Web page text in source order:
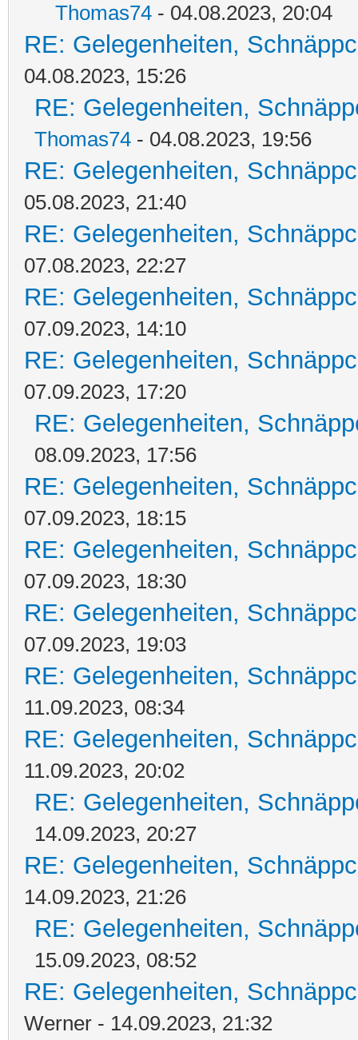
Thomas74 - 04.08.2023, 20:04
RE: Gelegenheiten,
04.08.2023, 15:26
RE: Gelegenheiten,
Thomas74 - 04.08.2023, 19:56
RE: Gelegenheiten,
05.08.2023, 21:40
RE: Gelegenheiten,
07.08.2023, 22:27
RE: Gelegenheiten,
07.09.2023, 14:10
RE: Gelegenheiten,
07.09.2023, 17:20
RE: Gelegenheiten,
08.09.2023, 17:56
RE: Gelegenheiten,
07.09.2023, 18:15
RE: Gelegenheiten,
07.09.2023, 18:30
RE: Gelegenheiten,
07.09.2023, 19:03
RE: Gelegenheiten,
11.09.2023, 08:34
RE: Gelegenheiten,
11.09.2023, 20:02
RE: Gelegenheiten,
14.09.2023, 20:27
RE: Gelegenheiten,
14.09.2023, 21:26
RE: Gelegenheiten,
15.09.2023, 08:52
RE: Gelegenheiten,
Werner - 14.09.2023, 21:32